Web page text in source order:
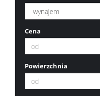
Cena
Powierzchnia